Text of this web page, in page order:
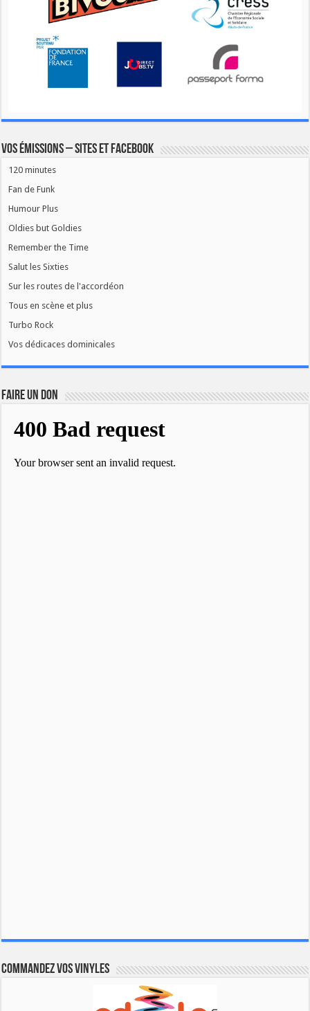
Vos émissions – Sites et Facebook
120 minutes
Fan de Funk
Humour Plus
Oldies but Goldies
Remember the Time
Salut les Sixties
Sur les routes de l'accordéon
Tous en scène et plus
Turbo Rock
Vos dédicaces dominicales
FAIRE UN DON
Commandez vos vinyles